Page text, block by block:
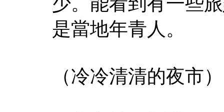
是當地年青人。
（冷冷清清的夜市）